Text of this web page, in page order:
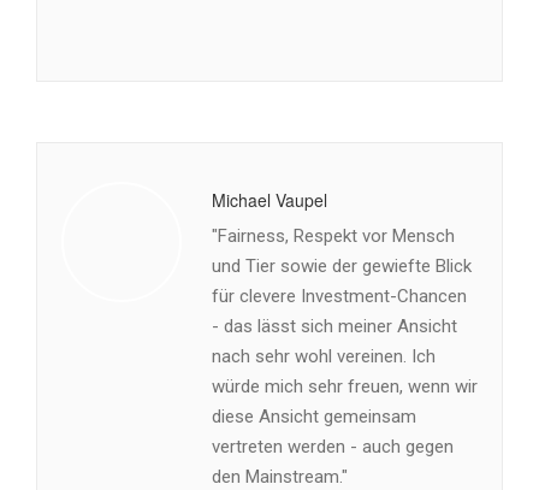
Michael Vaupel
"Fairness, Respekt vor Mensch
und Tier sowie der gewiefte Blick
für clevere Investment-Chancen
- das lässt sich meiner Ansicht
nach sehr wohl vereinen. Ich
würde mich sehr freuen, wenn wir
diese Ansicht gemeinsam
vertreten werden - auch gegen
den Mainstream."